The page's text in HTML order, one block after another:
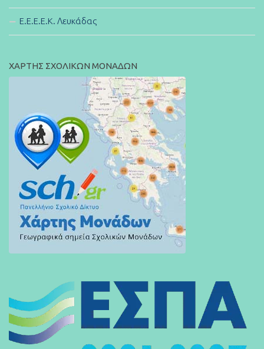
E.E.E.E.K. Λευκάδας
ΧΑΡΤΗΣ ΣΧΟΛΙΚΩΝ ΜΟΝΑΔΩΝ